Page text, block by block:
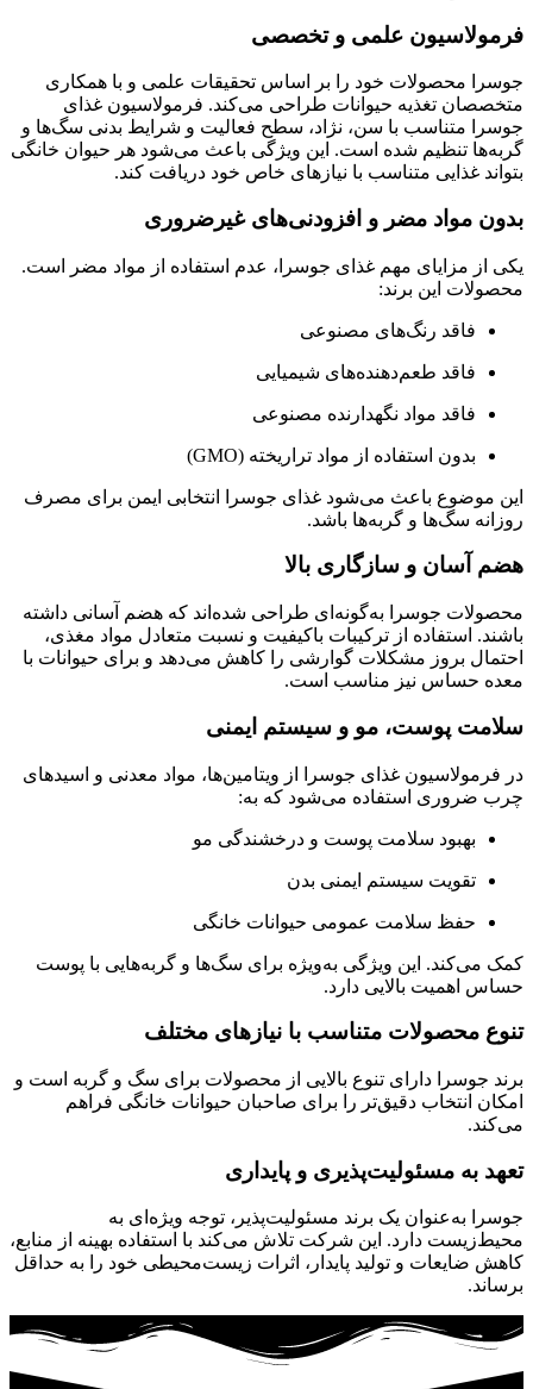
فرمولاسیون علمی و تخصصی
جوسرا محصولات خود را بر اساس تحقیقات علمی و با همکاری
متخصصان تغذیه حیوانات طراحی می‌کند. فرمولاسیون غذای
جوسرا متناسب با سن، نژاد، سطح فعالیت و شرایط بدنی سگ‌ها و
گربه‌ها تنظیم شده است. این ویژگی باعث می‌شود هر حیوان خانگی
بتواند غذایی متناسب با نیازهای خاص خود دریافت کند.
بدون مواد مضر و افزودنی‌های غیرضروری
یکی از مزایای مهم غذای جوسرا، عدم استفاده از مواد مضر است.
محصولات این برند:
فاقد رنگ‌های مصنوعی
فاقد طعم‌دهنده‌های شیمیایی
فاقد مواد نگهدارنده مصنوعی
بدون استفاده از مواد تراریخته (GMO)
این موضوع باعث می‌شود غذای جوسرا انتخابی ایمن برای مصرف
روزانه سگ‌ها و گربه‌ها باشد.
هضم آسان و سازگاری بالا
محصولات جوسرا به‌گونه‌ای طراحی شده‌اند که هضم آسانی داشته
باشند. استفاده از ترکیبات باکیفیت و نسبت متعادل مواد مغذی،
احتمال بروز مشکلات گوارشی را کاهش می‌دهد و برای حیوانات با
معده حساس نیز مناسب است.
سلامت پوست، مو و سیستم ایمنی
در فرمولاسیون غذای جوسرا از ویتامین‌ها، مواد معدنی و اسیدهای
چرب ضروری استفاده می‌شود که به:
بهبود سلامت پوست و درخشندگی مو
تقویت سیستم ایمنی بدن
حفظ سلامت عمومی حیوانات خانگی
کمک می‌کند. این ویژگی به‌ویژه برای سگ‌ها و گربه‌هایی با پوست
حساس اهمیت بالایی دارد.
تنوع محصولات متناسب با نیازهای مختلف
برند جوسرا دارای تنوع بالایی از محصولات برای سگ و گربه است و
امکان انتخاب دقیق‌تر را برای صاحبان حیوانات خانگی فراهم
می‌کند.
تعهد به مسئولیت‌پذیری و پایداری
جوسرا به‌عنوان یک برند مسئولیت‌پذیر، توجه ویژه‌ای به
محیط‌زیست دارد. این شرکت تلاش می‌کند با استفاده بهینه از منابع،
کاهش ضایعات و تولید پایدار، اثرات زیست‌محیطی خود را به حداقل
برساند.